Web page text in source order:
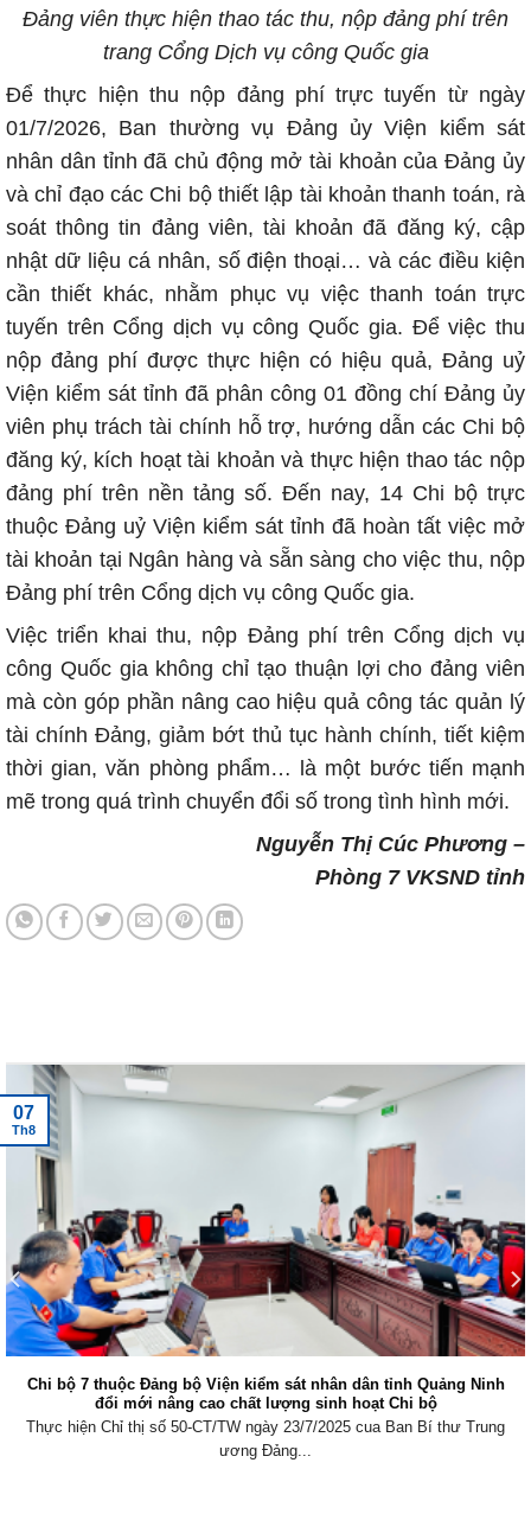
Đảng viên thực hiện thao tác thu, nộp đảng phí trên
trang Cổng Dịch vụ công Quốc gia
Để thực hiện thu nộp đảng phí trực tuyến từ ngày
01/7/2026, Ban thường vụ Đảng ủy Viện kiểm sát
nhân dân tỉnh đã chủ động mở tài khoản của Đảng ủy
và chỉ đạo các Chi bộ thiết lập tài khoản thanh toán, rà
soát thông tin đảng viên, tài khoản đã đăng ký, cập
nhật dữ liệu cá nhân, số điện thoại… và các điều kiện
cần thiết khác, nhằm phục vụ việc thanh toán trực
tuyến trên Cổng dịch vụ công Quốc gia. Để việc thu
nộp đảng phí được thực hiện có hiệu quả, Đảng uỷ
Viện kiểm sát tỉnh đã phân công 01 đồng chí Đảng ủy
viên phụ trách tài chính hỗ trợ, hướng dẫn các Chi bộ
đăng ký, kích hoạt tài khoản và thực hiện thao tác nộp
đảng phí trên nền tảng số. Đến nay, 14 Chi bộ trực
thuộc Đảng uỷ Viện kiểm sát tỉnh đã hoàn tất việc mở
tài khoản tại Ngân hàng và sẵn sàng cho việc thu, nộp
Đảng phí trên Cổng dịch vụ công Quốc gia.
Việc triển khai thu, nộp Đảng phí trên Cổng dịch vụ
công Quốc gia không chỉ tạo thuận lợi cho đảng viên
mà còn góp phần nâng cao hiệu quả công tác quản lý
tài chính Đảng, giảm bớt thủ tục hành chính, tiết kiệm
thời gian, văn phòng phẩm… là một bước tiến mạnh
mẽ trong quá trình chuyển đổi số trong tình hình mới.
Nguyễn Thị Cúc Phương –
Phòng 7 VKSND tỉnh
Chi bộ 7 thuộc Đảng bộ Viện kiểm sát nhân dân tỉnh Quảng Ninh
đổi mới nâng cao chất lượng sinh hoạt Chi bộ
Thực hiện Chỉ thị số 50-CT/TW ngày 23/7/2025 cua Ban Bí thư Trung
ương Đảng...
07
Th8